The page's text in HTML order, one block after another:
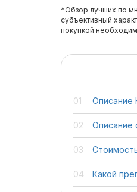
*Обзор лучших по
субъективный
покупкой
Описание
Описание
Какой